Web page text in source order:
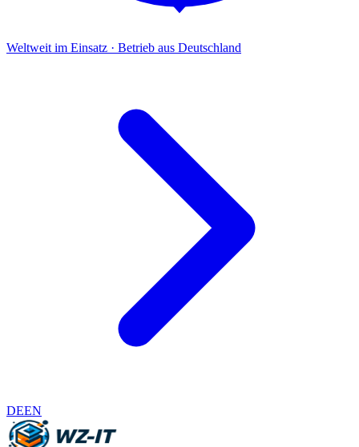
Weltweit im Einsatz · Betrieb aus Deutschland
DEEN